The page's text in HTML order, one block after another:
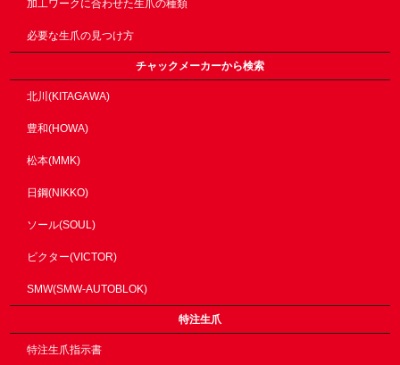
加工ワークに合わせた生爪の種類
必要な生爪の見つけ方
チャックメーカーから検索
北川(KITAGAWA)
豊和(HOWA)
松本(MMK)
日鋼(NIKKO)
ソール(SOUL)
ビクター(VICTOR)
SMW(SMW-AUTOBLOK)
特注生爪
特注生爪指示書